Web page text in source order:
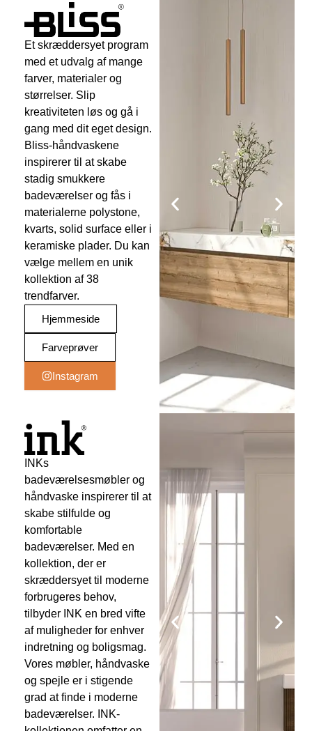
Et skræddersyet program
med et udvalg af mange
farver, materialer og
størrelser. Slip
kreativiteten løs og gå i
gang med dit eget design.
Bliss-håndvaskene
inspirerer til at skabe
stadig smukkere
badeværelser og fås i
materialerne polystone,
kvarts, solid surface eller i
keramiske plader. Du kan
vælge mellem en unik
kollektion af 38
trendfarver.
Hjemmeside
Farveprøver
Instagram
INKs
badeværelsesmøbler og
håndvaske inspirerer til at
skabe stilfulde og
komfortable
badeværelser. Med en
kollektion, der er
skræddersyet til moderne
forbrugeres behov,
tilbyder INK en bred vifte
af muligheder for enhver
indretning og boligsmag.
Vores møbler, håndvaske
og spejle er i stigende
grad at finde i moderne
badeværelser. INK-